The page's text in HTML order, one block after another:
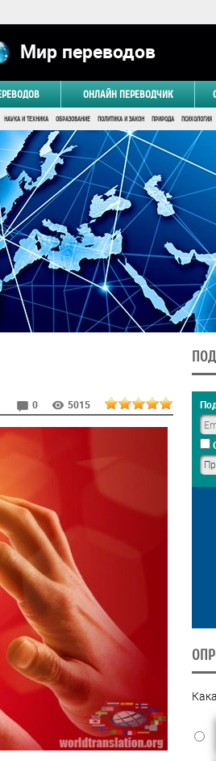
Мир переводов
ОНЛАЙН ПЕРЕВОДЧИК
НАУКА И ТЕХНИКА ОБРАЗОВАНИЕ ПОЛИТИКА И ЗАКОН ПРИРОДА ПСИХОЛОГИЯ
0 5015